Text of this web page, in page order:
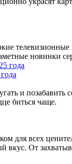
новинки
и позабавить
биться чаще.
для всех
вкус. От